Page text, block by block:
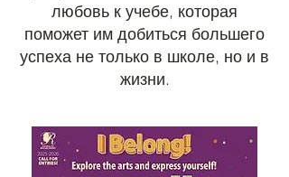
любовь к учебе, которая
поможет им добиться большего
успеха не только в школе, но и в
жизни.